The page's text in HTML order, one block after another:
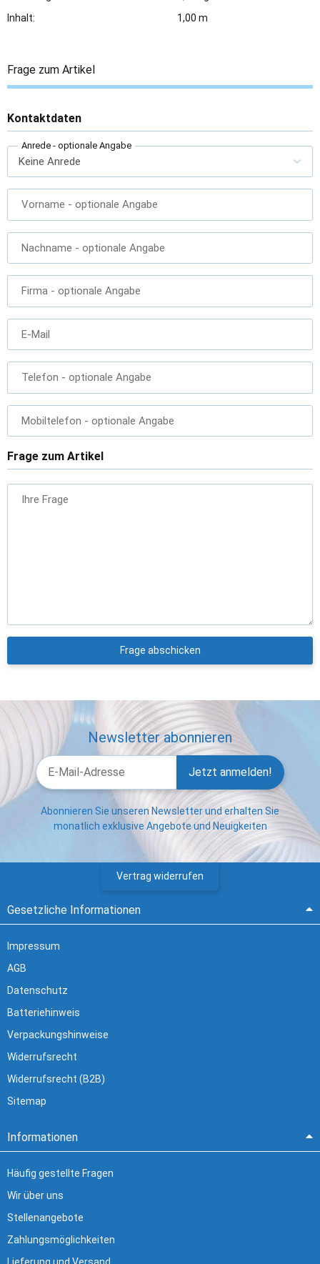
Inhalt:
1,00 m
Frage zum Artikel
Kontaktdaten
Anrede - optionale Angabe
Vorname - optionale Angabe
Nachname - optionale Angabe
Firma - optionale Angabe
E-Mail
Telefon - optionale Angabe
Mobiltelefon - optionale Angabe
Frage zum Artikel
Ihre Frage
Frage abschicken
Newsletter abonnieren
Jetzt anmelden!
Abonnieren Sie unseren Newsletter und erhalten Sie
monatlich exklusive Angebote und Neuigkeiten
Vertrag widerrufen
Gesetzliche Informationen
Impressum
AGB
Datenschutz
Batteriehinweis
Verpackungshinweise
Widerrufsrecht
Widerrufsrecht (B2B)
Sitemap
Informationen
Häufig gestellte Fragen
Wir über uns
Stellenangebote
Zahlungsmöglichkeiten